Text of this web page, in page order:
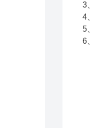
3
4
5
6